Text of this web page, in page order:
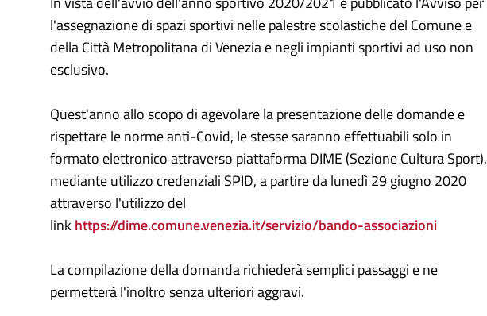
l'assegnazione di spazi sportivi nelle palestre scolastiche del Comune e
della Città Metropolitana di Venezia e negli impianti sportivi ad uso non
esclusivo.
Quest'anno allo scopo di agevolare la presentazione delle domande e
rispettare le norme anti-Covid, le stesse saranno effettuabili solo in
formato elettronico attraverso piattaforma DIME (Sezione Cultura Sport),
mediante utilizzo credenziali SPID, a partire da lunedì 29 giugno 2020
attraverso l'utilizzo del
link https://dime.comune.venezia.it/servizio/bando-associazioni
La compilazione della domanda richiederà semplici passaggi e ne
permetterà l'inoltro senza ulteriori aggravi.